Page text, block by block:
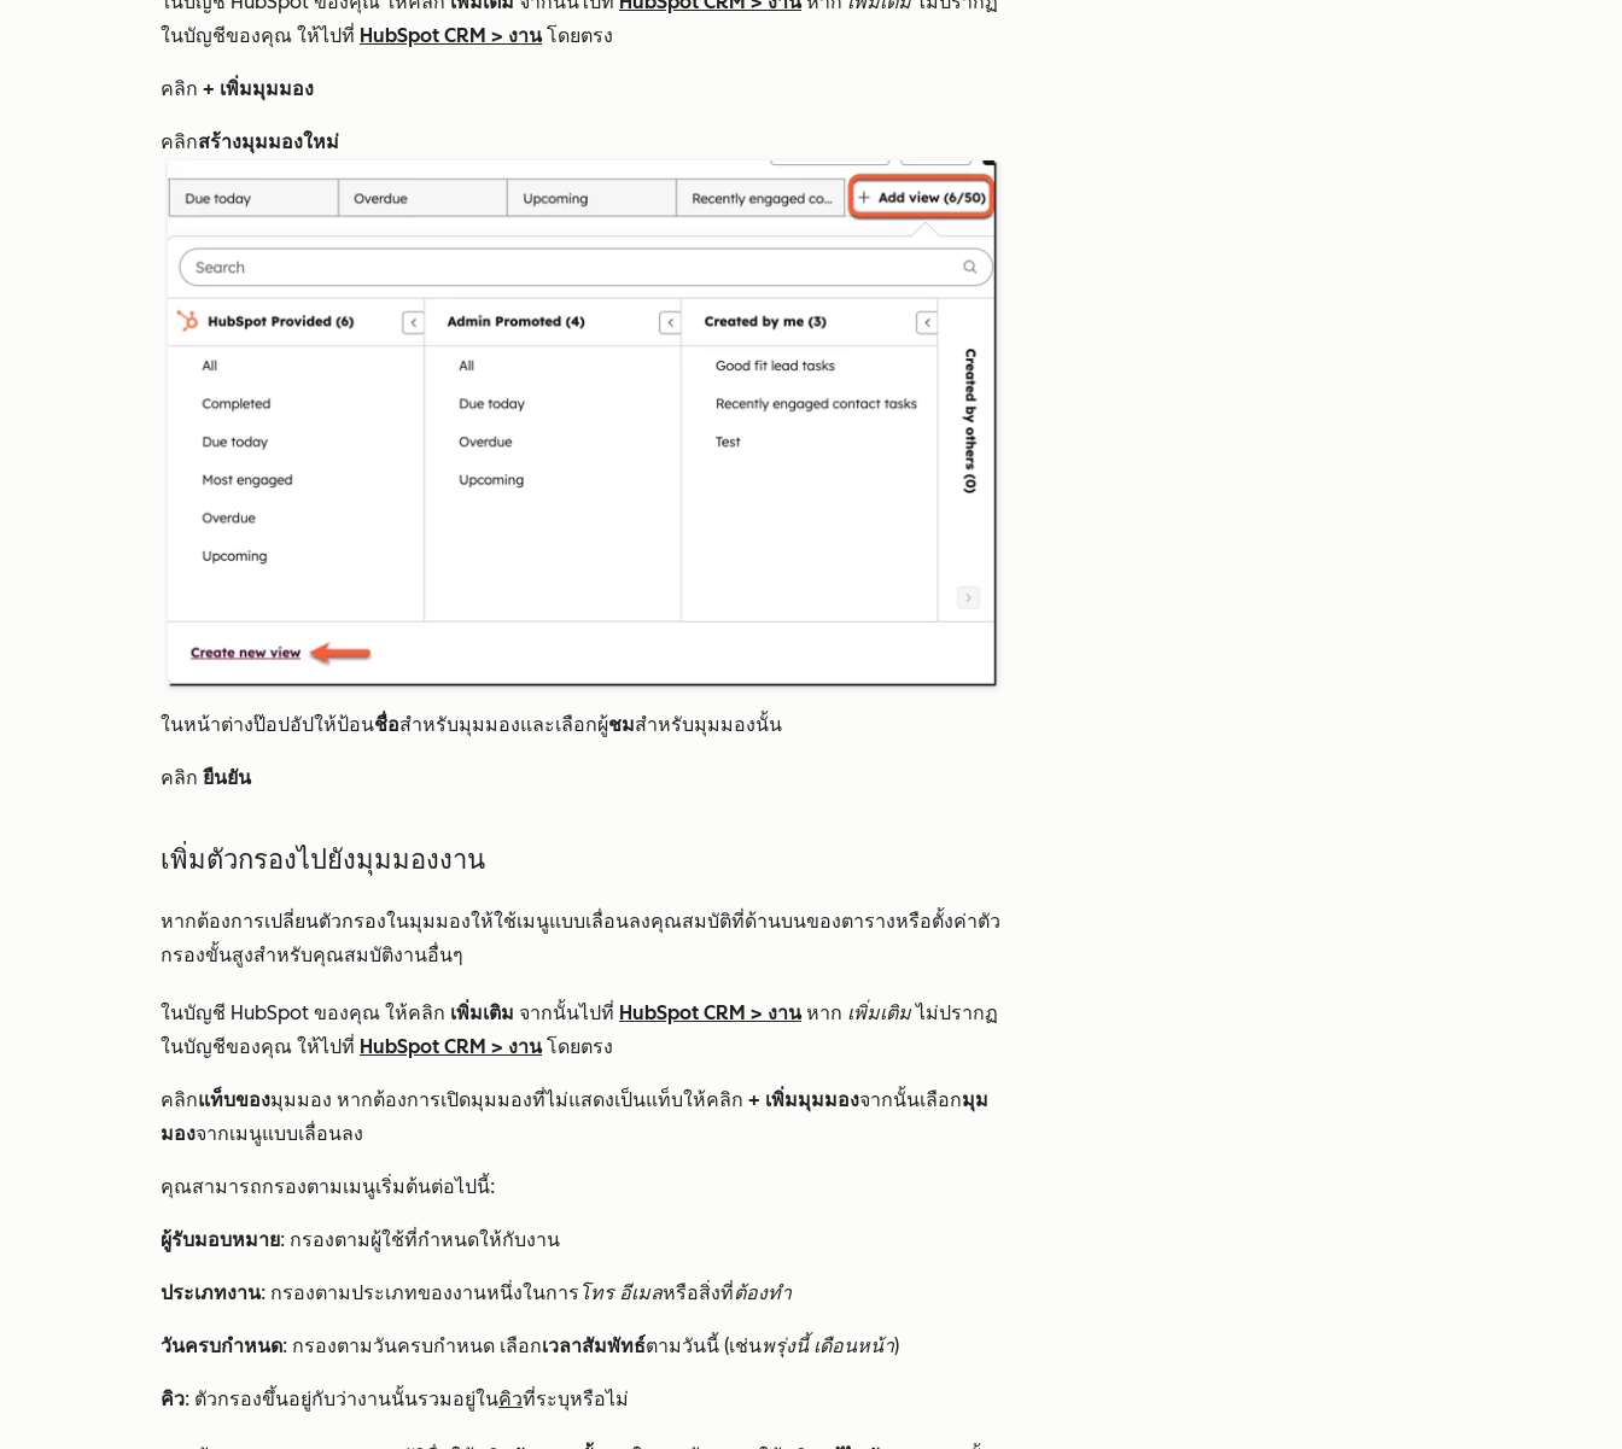
ในบัญชีของคุณ ให้ไปที่ HubSpot CRM > งานโดยตรง
คลิก + เพิ่มมุมมอง
คลิกสร้างมุมมองใหม่
ในหน้าต่างป๊อปอัปให้ป้อนชื่อสำหรับมุมมองและเลือกผู้ชมสำหรับมุมมองนั้น
คลิก ยืนยัน
เพิ่มตัวกรองไปยังมุมมองงาน
หากต้องการเปลี่ยนตัวกรองในมุมมองให้ใช้เมนูแบบเลื่อนลงคุณสมบัติที่ด้านบนของตารางหรือตั้งค่าตัว
กรองขั้นสูงสำหรับคุณสมบัติงานอื่นๆ
ในบัญชี HubSpot ของคุณ ให้คลิก เพิ่มเติม จากนั้นไปที่ HubSpot CRM > งานหาก เพิ่มเติมไม่ปรากฏ
ในบัญชีของคุณ ให้ไปที่ HubSpot CRM > งานโดยตรง
คลิกแท็บของมุมมอง หากต้องการเปิดมุมมองที่ไม่แสดงเป็นแท็บให้คลิก + เพิ่มมุมมองจากนั้นเลือกมุม
มองจากเมนูแบบเลื่อนลง
คุณสามารถกรองตามเมนูเริ่มต้นต่อไปนี้:
ผู้รับมอบหมาย: กรองตามผู้ใช้ที่กำหนดให้กับงาน
ประเภทงาน: กรองตามประเภทของงานหนึ่งในการ โทร อีเมลหรือสิ่งที่ต้องทำ
วันครบกำหนด: กรองตามวันครบกำหนด เลือกเวลาสัมพัทธ์ตามวันนี้ (เช่นพรุ่งนี้ เดือนหน้า)
คิว: ตัวกรองขึ้นอยู่กับว่างานนั้นรวมอยู่ในคิวที่ระบุหรือไม่